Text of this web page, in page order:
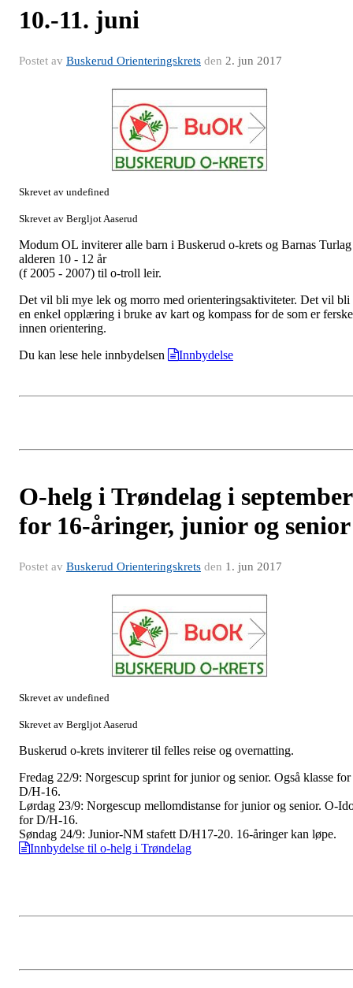
10.-11. juni
Postet av Buskerud Orienteringskrets den 2. jun 2017
Skrevet av undefined
Skrevet av Bergljot Aaserud
Modum OL inviterer alle barn i Buskerud o-krets og Barnas
alderen 10 - 12 år
(f 2005 - 2007) til o-troll leir.
Det vil bli mye lek og morro med orienteringsaktiviteter. Det vil bli
en enkel opplæring i bruke av kart og kompass for de som er ferske
innen orientering.
Du kan lese hele innbydelsen
Innbydelse
O-helg i Trøndelag i september
for 16-åringer, junior og senior
Postet av Buskerud Orienteringskrets den 1. jun 2017
Skrevet av undefined
Skrevet av Bergljot Aaserud
Buskerud o-krets inviterer til felles reise og overnatting.
Fredag 22/9: Norgescup sprint for junior og senior. Også klasse for
D/H-16.
Lørdag 23/9: Norgescup mellomdistanse for junior og senior. O-
for D/H-16.
Søndag 24/9: Junior-NM stafett D/H17-20. 16-åringer kan løpe.
Innbydelse til o-helg i Trøndelag